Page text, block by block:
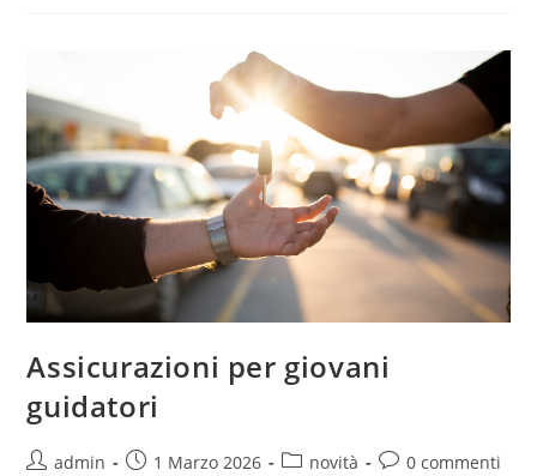
Assicurazioni per giovani
guidatori
admin 1 Marzo 2026 novità 0 commenti